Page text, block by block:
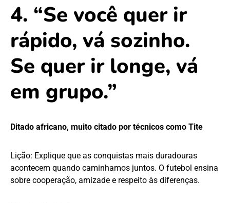
4. “Se você quer ir
rápido, vá sozinho.
Se quer ir longe, vá
em grupo.”
Ditado africano, muito citado por técnicos como Tite
Lição: Explique que as conquistas mais duradouras
acontecem quando caminhamos juntos. O futebol ensina
sobre cooperação, amizade e respeito às diferenças.